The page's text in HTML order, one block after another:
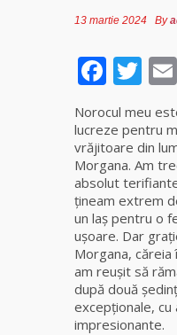
13 martie 2024 By
Norocul meu
lucreze pentru
vrăjitoare din
Morgana. Am
absolut
ţineam extrem
un laş pentru o
ușoare. Dar
Morgana,
am reuşit să
după două
excepționale,
impresionante.